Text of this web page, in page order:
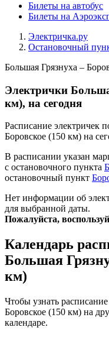
Билеты на автобус
Билеты на
Электричка.ру
Остановочный
Большая Грязнуха –
Электрички
км), на сегодня
Расписание электричек
Боровское (150 км) на
В расписании указан
с остановочного пункта
остановочный пункт
Нет информации об
для выбранной даты.
Пожалуйста,
Календарь
Большая
км)
Чтобы узнать
Боровское (150 км) на
календаре.